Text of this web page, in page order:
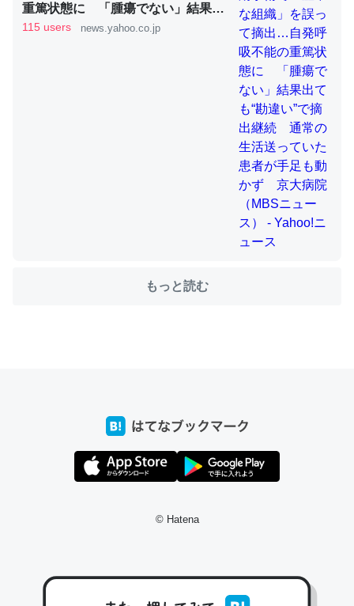
─ニュース :: 【研究発表】昆虫学の大問題＝「昆虫はなぜ海にいな
いのか」に関する新仮説
ウチもEchoを実家に置いて４年。でたまに覗いてる。ぼ
ちぼちRingも置こうかと画策中。あと、Googleマップで
位置情報を共有してる。電池残量や充電中かが分かるので
─たまにLINEするくらいだった遠方の父67歳と僕。ITツール導入で
コミュニケーションが劇的に変化した｜tayorini by LIFULL介護
34
重篤状態に 「腫瘍でない」結果出
ても“勘違い”で摘出継続 通常の生
115 users news.yahoo.co.jp
もっと読む
© Hatena